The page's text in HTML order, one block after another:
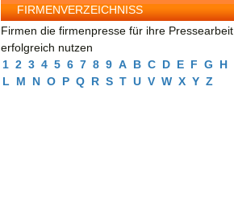
FIRMENVERZEICHNISS
Firmen die firmenpresse für ihre Pressearbeit
erfolgreich nutzen
1 2 3 4 5 6 7 8 9 A B C D E F G H
L
M N O P Q R S T U V W X Y Z